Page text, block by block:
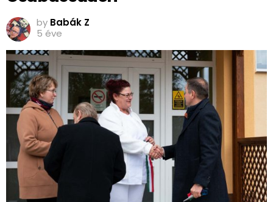
by Babák Z
5 éve